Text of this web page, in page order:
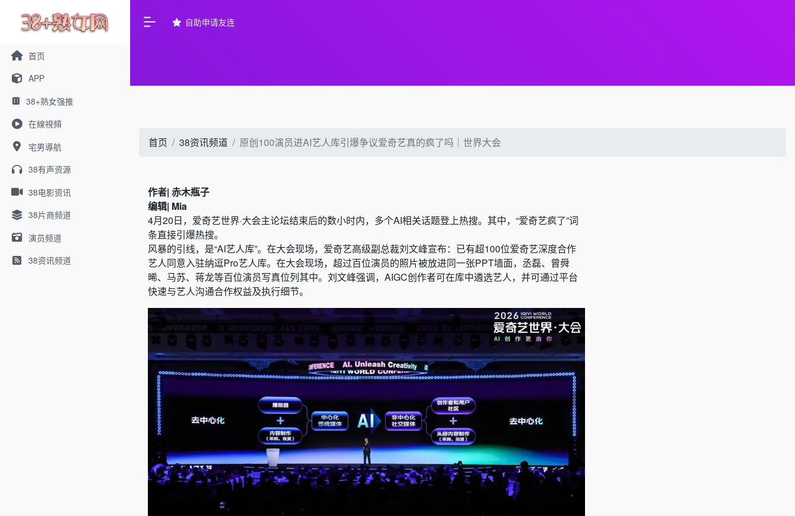
首页
APP
38+熟女强推
在線視頻
宅男導航
38有声资源
38电影资讯
38片商频道
演员频道
38资讯频道
自助申请友连
首页 38资讯频道 原创100演员进AI艺人库引爆争议爱奇艺真的疯了吗｜世界大会
作者| 赤木瓶子
编辑| Mia
4月20日，爱奇艺世界·大会主论坛结束后的数小时内，多个AI相关话题登上热搜。其中，“爱奇艺疯了”词
条直接引爆热搜。
风暴的引线，是“AI艺人库”。在大会现场，爱奇艺高级副总裁刘文峰宣布：已有超100位爱奇艺深度合作
艺人同意入驻纳逗Pro艺人库。在大会现场，超过百位演员的照片被放进同一张PPT墙面，丞磊、曾舜
晞、马苏、蒋龙等百位演员写真位列其中。刘文峰强调，AIGC创作者可在库中遴选艺人，并可通过平台
快速与艺人沟通合作权益及执行细节。